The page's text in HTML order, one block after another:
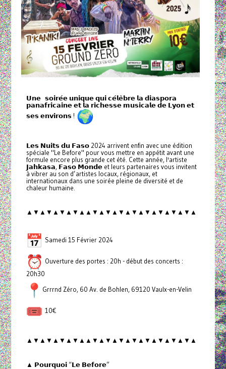
𝗨𝗻𝗲 𝘀𝗼𝗶𝗿𝗲́𝗲 𝘂𝗻𝗶𝗾𝘂𝗲 𝗾𝘂𝗶 𝗰𝗲́𝗹𝗲̀𝗯𝗿𝗲 𝗹𝗮 𝗱𝗶𝗮𝘀𝗽𝗼𝗿𝗮
𝗽𝗮𝗻𝗮𝗳𝗿𝗶𝗰𝗮𝗶𝗻𝗲 𝗲𝘁 𝗹𝗮 𝗿𝗶𝗰𝗵𝗲𝘀𝘀𝗲 𝗺𝘂𝘀𝗶𝗰𝗮𝗹𝗲 𝗱𝗲 𝗟𝘆𝗼𝗻 𝗲𝘁
𝘀𝗲𝘀 𝗲𝗻𝘃𝗶𝗿𝗼𝗻𝘀 !
𝗟𝗲𝘀 𝗡𝘂𝗶𝘁𝘀 𝗱𝘂 𝗙𝗮𝘀𝗼 2024 arrivent enfin avec une édition
spéciale "Le Before" pour vous mettre en appétit avant une
formule encore plus grande cet été. Cette année, l'artiste
𝗝𝗮𝗵𝗸𝗮𝘀𝗮, 𝗙𝗮𝘀𝗼 𝗠𝗼𝗻𝗱𝗲 et leurs partenaires vous invitent
à vibrer au son d’artistes locaux, régionaux, et
internationaux dans une soirée pleine de diversité et de
chaleur humaine.
▲▼▲▼▲▼▲▼▲▲▼▲▼▲▼▲▼▲▼▲▼▲▼▲▼▲
Samedi 15 Février 2024
Ouverture des portes : 20h - début des concerts :
20h30
Grrrnd Zéro, 60 Av. de Bohlen, 69120 Vaulx-en-Velin
10€
▲▼▲▼▲▼▲▼▲▲▼▲▼▲▼▲▼▲▼▲▼▲▼▲▼▲
▲ 𝗣𝗼𝘂𝗿𝗾𝘂𝗼𝗶 “𝗟𝗲 𝗕𝗲𝗳𝗼𝗿𝗲”